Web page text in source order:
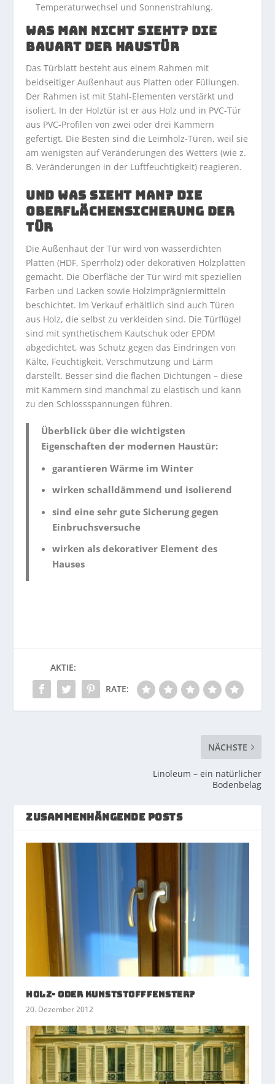
Temperaturwechsel und Sonnenstrahlung.
WAS MAN NICHT SIEHT? DIE
BAUART DER HAUSTÜR
Das Türblatt besteht aus einem Rahmen mit
beidseitiger Außenhaut aus Platten oder Füllungen.
Der Rahmen ist mit Stahl-Elementen verstärkt und
isoliert. In der Holztür ist er aus Holz und in PVC-Tür
aus PVC-Profilen von zwei oder drei Kammern
gefertigt. Die Besten sind die Leimholz-Türen, weil sie
am wenigsten auf Veränderungen des Wetters (wie z.
B. Veränderungen in der Luftfeuchtigkeit) reagieren.
UND WAS SIEHT MAN? DIE
OBERFLÄCHENSICHERUNG DER
TÜR
Die Außenhaut der Tür wird von wasserdichten
Platten (HDF, Sperrholz) oder dekorativen Holzplatten
gemacht. Die Oberfläche der Tür wird mit speziellen
Farben und Lacken sowie Holzimprägniermitteln
beschichtet. Im Verkauf erhältlich sind auch Türen
aus Holz, die selbst zu verkleiden sind. Die Türflügel
sind mit synthetischem Kautschuk oder EPDM
abgedichtet, was Schutz gegen das Eindringen von
Kälte, Feuchtigkeit, Verschmutzung und Lärm
darstellt. Besser sind die flachen Dichtungen – diese
mit Kammern sind manchmal zu elastisch und kann
zu den Schlossspannungen führen.
Überblick über die wichtigsten
Eigenschaften der modernen Haustür:
garantieren Wärme im Winter
wirken schalldämmend und isolierend
sind eine sehr gute Sicherung gegen
Einbruchsversuche
wirken als dekorativer Element des
Hauses
AKTIE:
RATE:
NÄCHSTE
Linoleum – ein natürlicher
Bodenbelag
ZUSAMMENHÄNGENDE POSTS
Holz- oder Kunststofffenster?
20. Dezember 2012